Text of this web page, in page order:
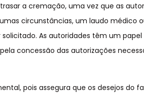
a cremação, uma vez que as
circunstâncias, um laudo médico
As autoridades têm um papel
concessão das autorizações
pois assegura que os desejos do